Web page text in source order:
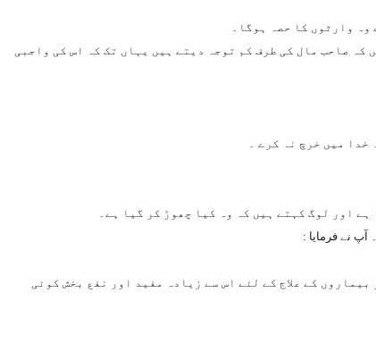
وہ وارثوں کا حصہ ہوگا۔
صاحب مال کی طرف کم توجہ دیتے ہیں یہاں تک کہ اس کی واجبی
خدا میں خرچ نہ کرے ۔
اور لوگ کہتے ہیں کہ وہ کیا چھوڑ کر گیا ہے۔
کے علاج کے لئے اس سے زیادہ مفید اور نفع بخش کوئی